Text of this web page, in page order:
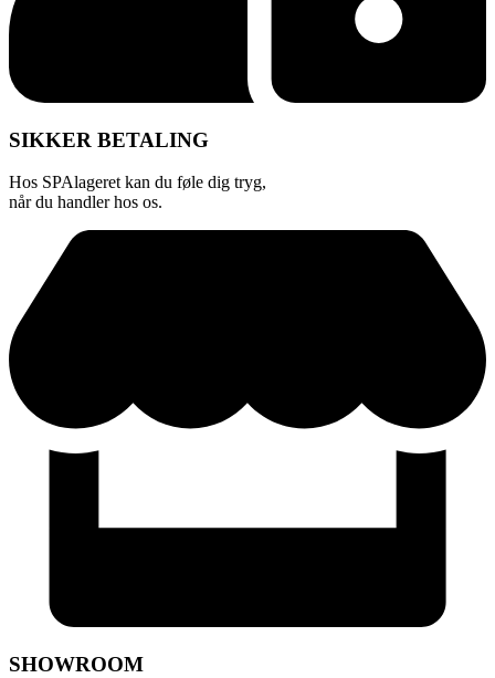
SIKKER BETALING
Hos SPAlageret kan du føle dig tryg,
når du handler hos os.
SHOWROOM